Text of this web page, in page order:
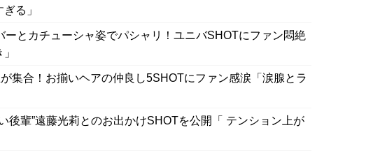
る」
ーとカチューシャ姿でパシャリ！ユニバSHOTにファン悶絶
集合！お揃いヘアの仲良し5SHOTにファン感涙「涙腺とラ
後輩”遠藤光莉とのお出かけSHOTを公開「 テンション上が